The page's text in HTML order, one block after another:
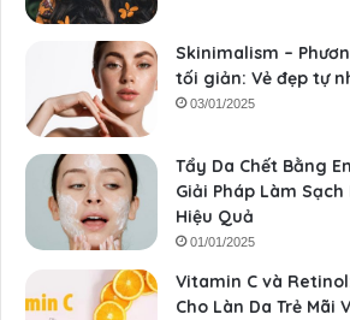
Skinimalism –
tối giản: Vẻ đẹp tự
03/01/2025
Tẩy Da Chết Bằng
Giải Pháp Làm
Hiệu Quả
01/01/2025
Vitamin C và
Cho Làn Da Trẻ Mãi